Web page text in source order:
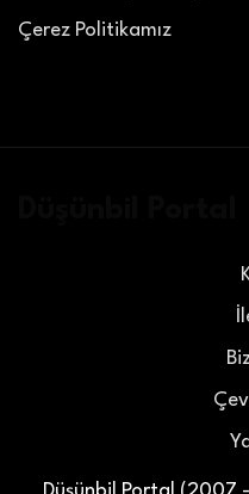
Çerez Politikamız